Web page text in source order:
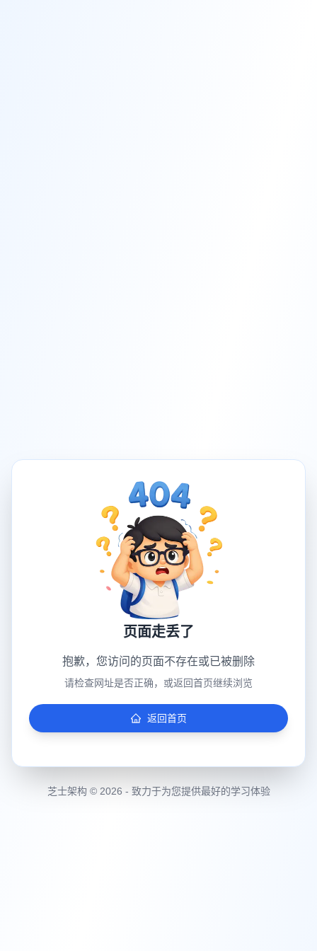
页面走丢了
抱歉，您访问的页面不存在或已被删除
请检查网址是否正确，或返回首页继续浏览
返回首页
芝士架构 © 2026 - 致力于为您提供最好的学习体验